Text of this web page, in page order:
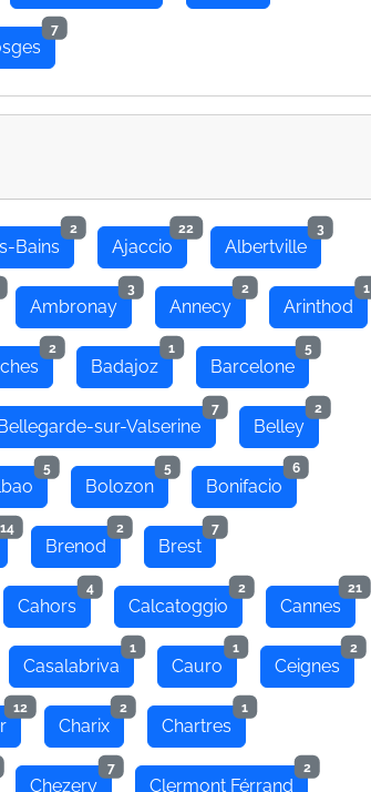
7
Bains
2
Ajaccio
22
Albertville
3
Ambronay
3
Annecy
2
Arinthod
1
2
Badajoz
1
Barcelone
5
Bellegarde-sur-Valserine
7
Belley
2
5
Bolozon
5
Bonifacio
6
14
Brenod
2
Brest
7
Cahors
4
Calcatoggio
2
Cannes
21
Casalabriva
1
Cauro
1
Ceignes
2
12
Charix
2
Chartres
1
Chezery
7
Clermont Férrand
2